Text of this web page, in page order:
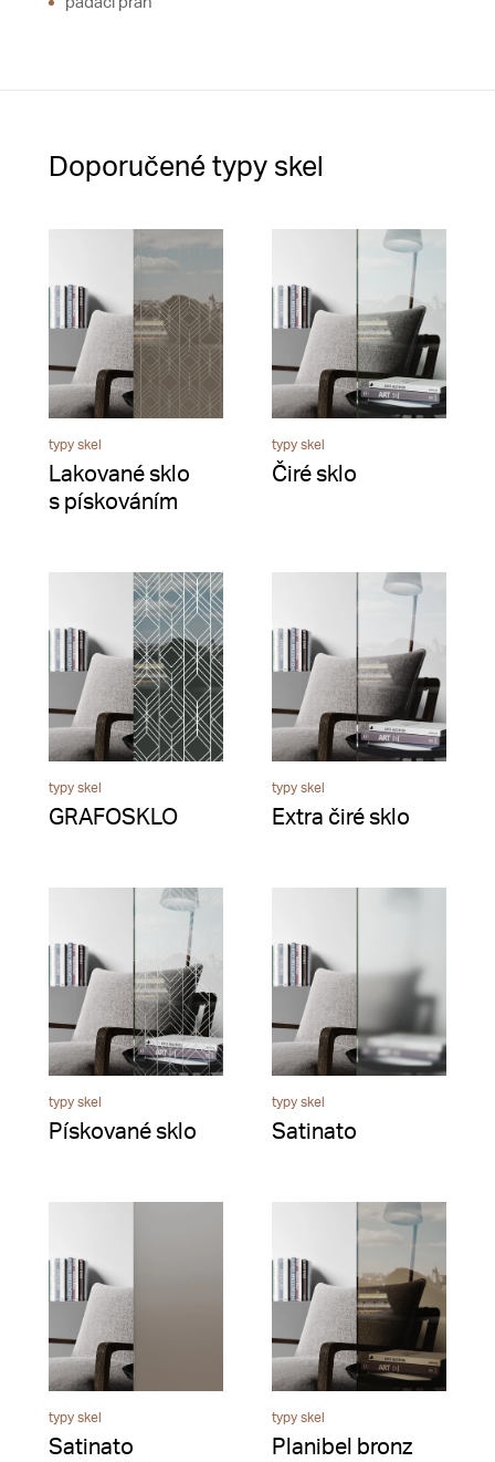
Doporučené typy skel
typy skel
Lakované sklo
s pískováním
typy skel
Čiré sklo
typy skel
GRAFOSKLO
typy skel
Extra čiré sklo
typy skel
Pískované sklo
typy skel
Satinato
typy skel
Satinato
typy skel
Planibel bronz